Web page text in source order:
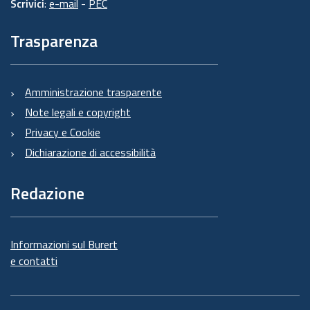
Trasparenza
Amministrazione trasparente
Note legali e copyright
Privacy e Cookie
Dichiarazione di accessibilità
Redazione
Informazioni sul Burert
e contatti